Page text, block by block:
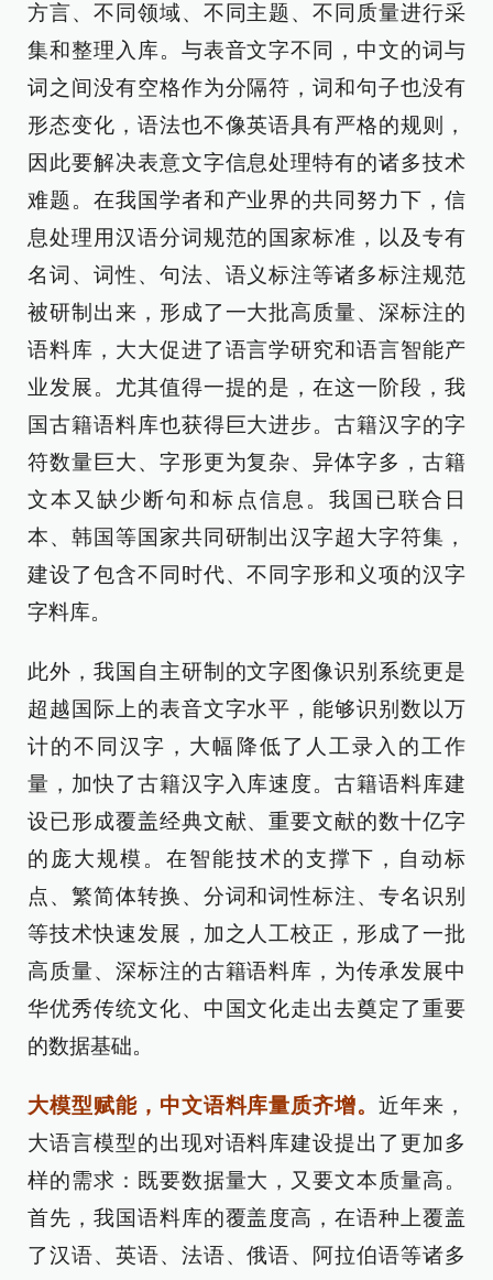
方言、不同领域、不同主题、不同质量进行采
集和整理入库。与表音文字不同，中文的词与
词之间没有空格作为分隔符，词和句子也没有
形态变化，语法也不像英语具有严格的规则，
因此要解决表意文字信息处理特有的诸多技术
难题。在我国学者和产业界的共同努力下，信
息处理用汉语分词规范的国家标准，以及专有
名词、词性、句法、语义标注等诸多标注规范
被研制出来，形成了一大批高质量、深标注的
语料库，大大促进了语言学研究和语言智能产
业发展。尤其值得一提的是，在这一阶段，我
国古籍语料库也获得巨大进步。古籍汉字的字
符数量巨大、字形更为复杂、异体字多，古籍
文本又缺少断句和标点信息。我国已联合日
本、韩国等国家共同研制出汉字超大字符集，
建设了包含不同时代、不同字形和义项的汉字
字料库。
此外，我国自主研制的文字图像识别系统更是
超越国际上的表音文字水平，能够识别数以万
计的不同汉字，大幅降低了人工录入的工作
量，加快了古籍汉字入库速度。古籍语料库建
设已形成覆盖经典文献、重要文献的数十亿字
的庞大规模。在智能技术的支撑下，自动标
点、繁简体转换、分词和词性标注、专名识别
等技术快速发展，加之人工校正，形成了一批
高质量、深标注的古籍语料库，为传承发展中
华优秀传统文化、中国文化走出去奠定了重要
的数据基础。
大模型赋能，中文语料库量质齐增。近年来，
大语言模型的出现对语料库建设提出了更加多
样的需求：既要数据量大，又要文本质量高。
首先，我国语料库的覆盖度高，在语种上覆盖
了汉语、英语、法语、俄语、阿拉伯语等诸多